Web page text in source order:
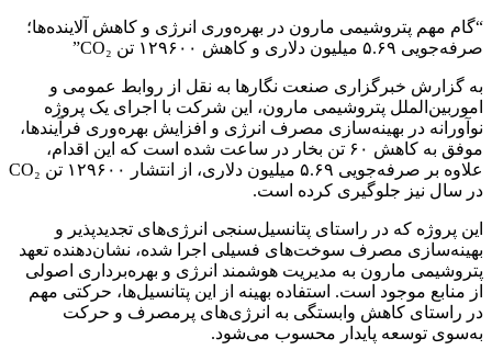
“گام مهم پتروشیمی مارون در بهره‌وری انرژی و کاهش آلاینده‌ها؛
صرفه‌جویی ۵.۶۹ میلیون دلاری و کاهش ۱۲۹۶۰۰ تن CO₂”
به گزارش خبرگزاری صنعت نگارها به نقل از روابط عمومی و
اموربین‌الملل پتروشیمی مارون، این شرکت با اجرای یک پروژه
نوآورانه در بهینه‌سازی مصرف انرژی و افزایش بهره‌وری فرآیندها،
موفق به کاهش ۶۰ تن بخار در ساعت شده است که این اقدام،
علاوه بر صرفه‌جویی ۵.۶۹ میلیون دلاری، از انتشار ۱۲۹۶۰۰ تن CO₂
در سال نیز جلوگیری کرده است.
این پروژه که در راستای پتانسیل‌سنجی انرژی‌های تجدیدپذیر و
بهینه‌سازی مصرف سوخت‌های فسیلی اجرا شده، نشان‌دهنده تعهد
پتروشیمی مارون به مدیریت هوشمند انرژی و بهره‌برداری اصولی
از منابع موجود است. استفاده بهینه از این پتانسیل‌ها، حرکتی مهم
در راستای کاهش وابستگی به انرژی‌های پرمصرف و حرکت
به‌سوی توسعه پایدار محسوب می‌شود.